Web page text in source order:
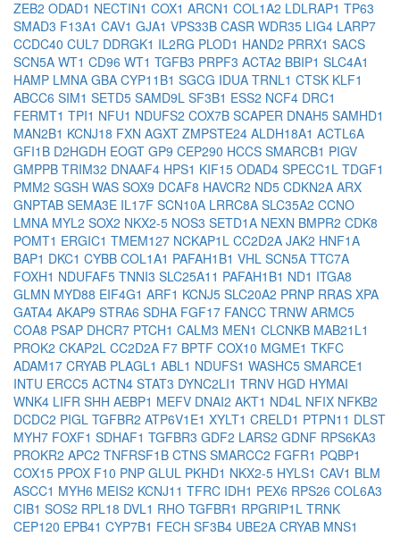
ZEB2 ODAD1 NECTIN1 COX1 ARCN1 COL1A2 LDLRAP1 TP63
SMAD3 F13A1 CAV1 GJA1 VPS33B CASR WDR35 LIG4 LARP7
CCDC40 CUL7 DDRGK1 IL2RG PLOD1 HAND2 PRRX1 SACS
SCN5A WT1 CD96 WT1 TGFB3 PRPF3 ACTA2 BBIP1 SLC4A1
HAMP LMNA GBA CYP11B1 SGCG IDUA TRNL1 CTSK KLF1
ABCC6 SIM1 SETD5 SAMD9L SF3B1 ESS2 NCF4 DRC1
FERMT1 TPI1 NFU1 NDUFS2 COX7B SCAPER DNAH5 SAMHD1
MAN2B1 KCNJ18 FXN AGXT ZMPSTE24 ALDH18A1 ACTL6A
GFI1B D2HGDH EOGT GP9 CEP290 HCCS SMARCB1 PIGV
GMPPB TRIM32 DNAAF4 HPS1 KIF15 ODAD4 SPECC1L TDGF1
PMM2 SGSH WAS SOX9 DCAF8 HAVCR2 ND5 CDKN2A ARX
GNPTAB SEMA3E IL17F SCN10A LRRC8A SLC35A2 CCNO
LMNA MYL2 SOX2 NKX2-5 NOS3 SETD1A NEXN BMPR2 CDK8
POMT1 ERGIC1 TMEM127 NCKAP1L CC2D2A JAK2 HNF1A
BAP1 DKC1 CYBB COL1A1 PAFAH1B1 VHL SCN5A TTC7A
FOXH1 NDUFAF5 TNNI3 SLC25A11 PAFAH1B1 ND1 ITGA8
GLMN MYD88 EIF4G1 ARF1 KCNJ5 SLC20A2 PRNP RRAS XPA
GATA4 AKAP9 STRA6 SDHA FGF17 FANCC TRNW ARMC5
COA8 PSAP DHCR7 PTCH1 CALM3 MEN1 CLCNKB MAB21L1
PROK2 CKAP2L CC2D2A F7 BPTF COX10 MGME1 TKFC
ADAM17 CRYAB PLAGL1 ABL1 NDUFS1 WASHC5 SMARCE1
INTU ERCC5 ACTN4 STAT3 DYNC2LI1 TRNV HGD HYMAI
WNK4 LIFR SHH AEBP1 MEFV DNAI2 AKT1 ND4L NFIX NFKB2
DCDC2 PIGL TGFBR2 ATP6V1E1 XYLT1 CRELD1 PTPN11 DLST
MYH7 FOXF1 SDHAF1 TGFBR3 GDF2 LARS2 GDNF RPS6KA3
PROKR2 APC2 TNFRSF1B CTNS SMARCC2 FGFR1 PQBP1
COX15 PPOX F10 PNP GLUL PKHD1 NKX2-5 HYLS1 CAV1 BLM
ASCC1 MYH6 MEIS2 KCNJ11 TFRC IDH1 PEX6 RPS26 COL6A3
CIB1 SOS2 RPL18 DVL1 RHO TGFBR1 RPGRIP1L TRNK
CEP120 EPB41 CYP7B1 FECH SF3B4 UBE2A CRYAB MNS1